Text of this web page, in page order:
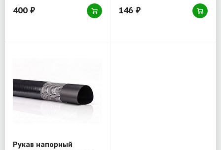
400 ₽ 146 ₽
Рукав напорный